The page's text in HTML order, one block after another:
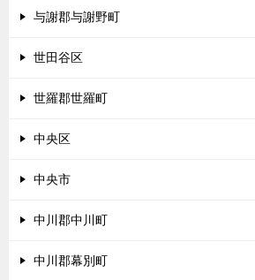
与謝郡与謝野町
世田谷区
世羅郡世羅町
中央区
中央市
中川郡中川町
中川郡幕別町